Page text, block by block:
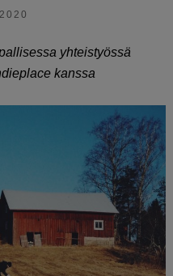
yhteistyössä
kanssa